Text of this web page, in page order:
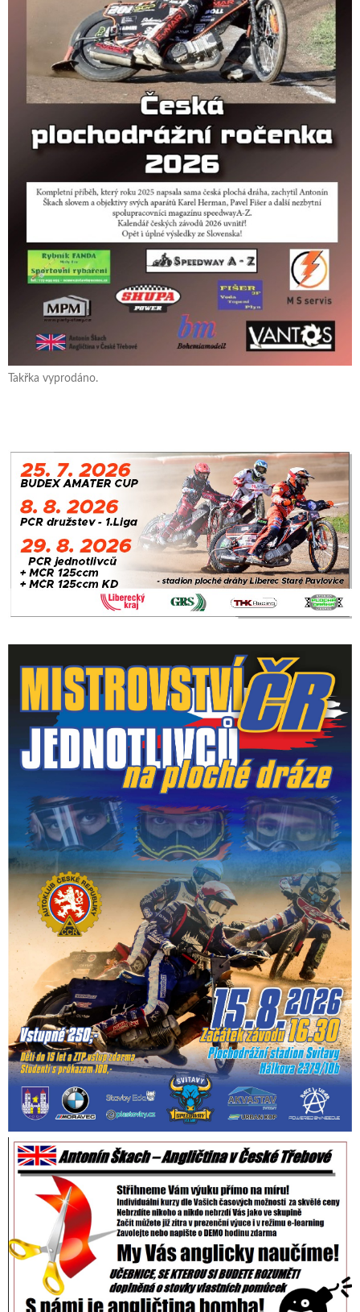
Takřka vyprodáno.